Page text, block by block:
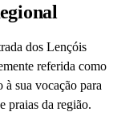
dos Lençóis
referida como
sua vocação para
praias da região.